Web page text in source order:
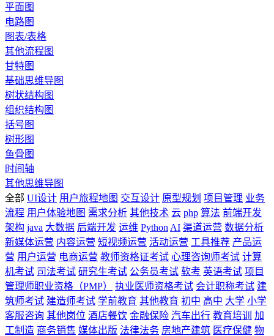
平面图
电路图
图表/表格
其他流程图
甘特图
基础思维导图
树状结构图
组织结构图
括号图
树形图
鱼骨图
时间轴
其他思维导图
全部 UI设计 用户旅程地图 交互设计 原型规划 项目管理 业务
流程 用户体验地图 需求分析 其他技术 云 php 算法 前端开发
架构 java 大数据 后端开发 运维 Python AI 渠道运营 数据分析
新媒体运营 内容运营 短视频运营 活动运营 工具推荐 产品运
营 用户运营 电商运营 教师资格证考试 心理咨询师考试 计算
机考试 司法考试 研究生考试 公务员考试 软考 英语考试 项目
管理师职业资格（PMP）
执业医师资格考试 会计职称考试 建
筑师考试 建造师考试 学前教育 其他教育 初中 高中 大学 小学
客服咨询 其他岗位 酒店餐饮 金融保险 汽车出行 教育培训
加
工制造 商务销售 媒体出版 法律法务 房地产建筑 医疗保健 物